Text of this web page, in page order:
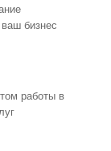
бизнес
работы в